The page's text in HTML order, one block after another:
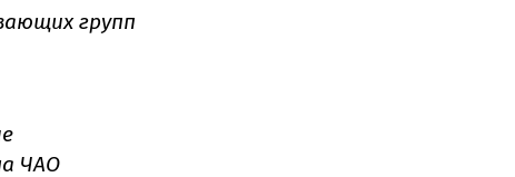
групп
ЧАО